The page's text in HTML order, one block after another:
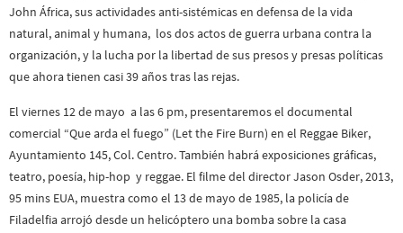
John África, sus actividades anti-sistémicas en defensa de la vida
natural, animal y humana, los dos actos de guerra urbana contra la
organización, y la lucha por la libertad de sus presos y presas políticas
que ahora tienen casi 39 años tras las rejas.
El viernes 12 de mayo a las 6 pm, presentaremos el documental
comercial “Que arda el fuego” (Let the Fire Burn) en el Reggae Biker,
Ayuntamiento 145, Col. Centro. También habrá exposiciones gráficas,
teatro, poesía, hip-hop y reggae. El filme del director Jason Osder, 2013,
95 mins EUA, muestra como el 13 de mayo de 1985, la policía de
Filadelfia arrojó desde un helicóptero una bomba sobre la casa